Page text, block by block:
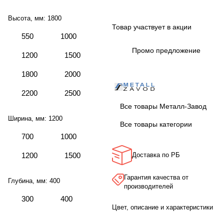
Высота, мм: 1800
550 1000
1200 1500
1800 2000
2200 2500
Ширина, мм: 1200
700 1000
1200 1500
Глубина, мм: 400
300 400
Товар участвует в акции
Промо предложение
Все товары Металл-Завод
Все товары категории
Доставка по РБ
Гарантия качества от
производителей
Цвет, описание и характеристики